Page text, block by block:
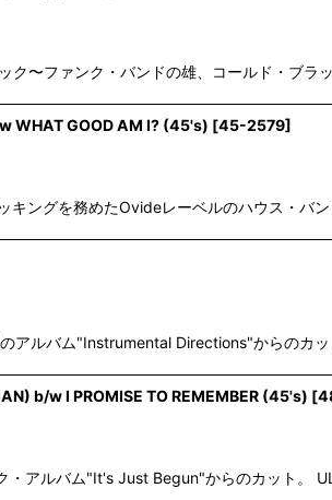
ク〜ファンク・バンドの雄、コールド・ブ
WHAT GOOD AM I? (45's) [45-2579]
ングを務めたOvideレーベルのハウス・バ
アルバム"Instrumental Directions"からのカ
b/w I PROMISE TO REMEMBER (45's) [
アルバム"It's Just Begun"からのカット。